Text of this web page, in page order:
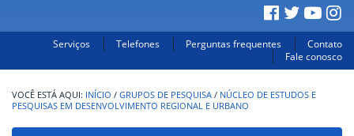
Serviços Telefones Perguntas frequentes
Contato
Fale conosco
INÍCIO / GRUPOS DE PESQUISA / NÚCLEO DE ESTUDOS E
PESQUISAS EM DESENVOLVIMENTO REGIONAL E URBANO